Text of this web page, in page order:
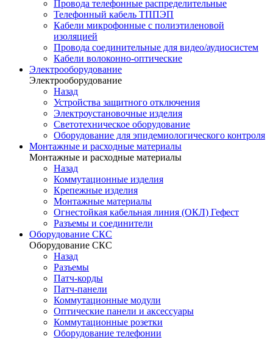
Провода телефонные распределительные
Телефонный кабель ТППЭП
Кабели микрофонные с полиэтиленовой
изоляцией
Провода соединительные для видео/аудиосистем
Кабели волоконно-оптические
Электрооборудование
Электрооборудование
Назад
Устройства защитного отключения
Электроустановочные изделия
Светотехническое оборудование
Оборудование для эпидемиологического контроля
Монтажные и расходные материалы
Монтажные и расходные материалы
Назад
Коммутационные изделия
Крепежные изделия
Монтажные материалы
Огнестойкая кабельная линия (ОКЛ) Гефест
Разъемы и соединители
Оборудование СКС
Оборудование СКС
Назад
Разъемы
Патч-корды
Патч-панели
Коммутационные модули
Оптические панели и аксессуары
Коммутационные розетки
Оборудование телефонии